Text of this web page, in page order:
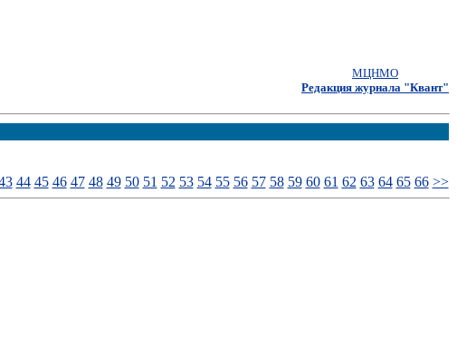
МЦНМО
Редакция журнала "Квант"
44 45 46 47 48 49 50 51 52 53 54 55 56 57 58 59 60 61 62 63 64 65 66 >>